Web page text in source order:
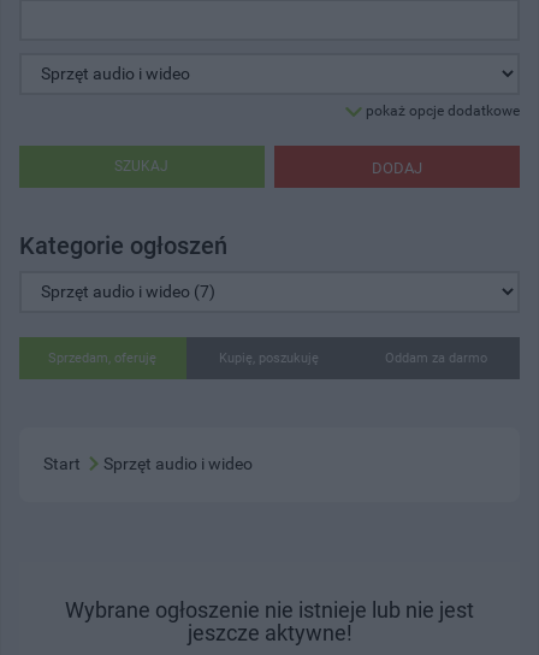
pokaż opcje dodatkowe
DODAJ
SZUKAJ
Kategorie ogłoszeń
Sprzedam, oferuję Kupię, poszukuję Oddam za darmo
Start Sprzęt audio i wideo
Wybrane ogłoszenie nie istnieje lub nie jest
jeszcze aktywne!